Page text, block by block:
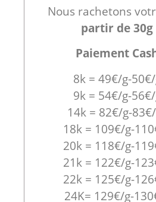
Nous rachetons
partir de 30g
Paiement
8k = 49€/g-
9k = 54€/g-
14k = 82€/g-
18k = 109€/g-
20k = 118€/g-
21k = 122€/g-
22k = 125€/g-
24K= 129€/g-